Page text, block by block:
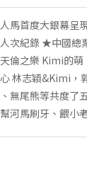
馬首度大銀幕呈
次紀錄 ★中國
倫之樂 Kimi的
林志穎&Kimi
無尾熊等共度了
河馬刷牙、餵